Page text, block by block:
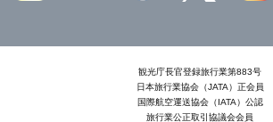
観光庁長官登録旅行業第883号
日本旅行業協会（JATA）正会員
国際航空運送協会（IATA）公認
旅行業公正取引協議会会員